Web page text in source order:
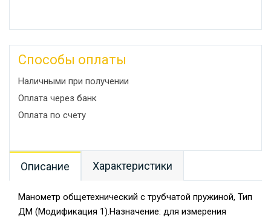
Способы оплаты
Наличными при получении
Оплата через банк
Оплата по счету
Описание Характеристики
Манометр общетехнический с трубчатой пружиной, Тип
ДМ (Модификация 1).Назначение: для измерения